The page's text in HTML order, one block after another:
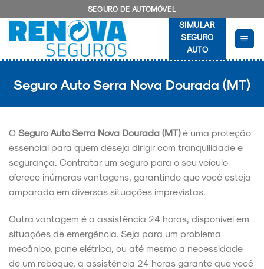
to
content
SEGURO DE AUTOMÓVEL
SIMULAR
SEGURO
AUTO
Seguro Auto Serra Nova Dourada (MT)
O Seguro Auto Serra Nova Dourada (MT)é uma proteção
essencial para quem deseja dirigir com tranquilidade e
segurança. Contratar um seguro para o seu veículo
oferece inúmeras vantagens, garantindo que você esteja
amparado em diversas situações imprevistas.
Outra vantagem é a assistência 24 horas, disponível em
situações de emergência. Seja para um problema
mecânico, pane elétrica, ou até mesmo a necessidade
de um reboque, a assistência 24 horas garante que você